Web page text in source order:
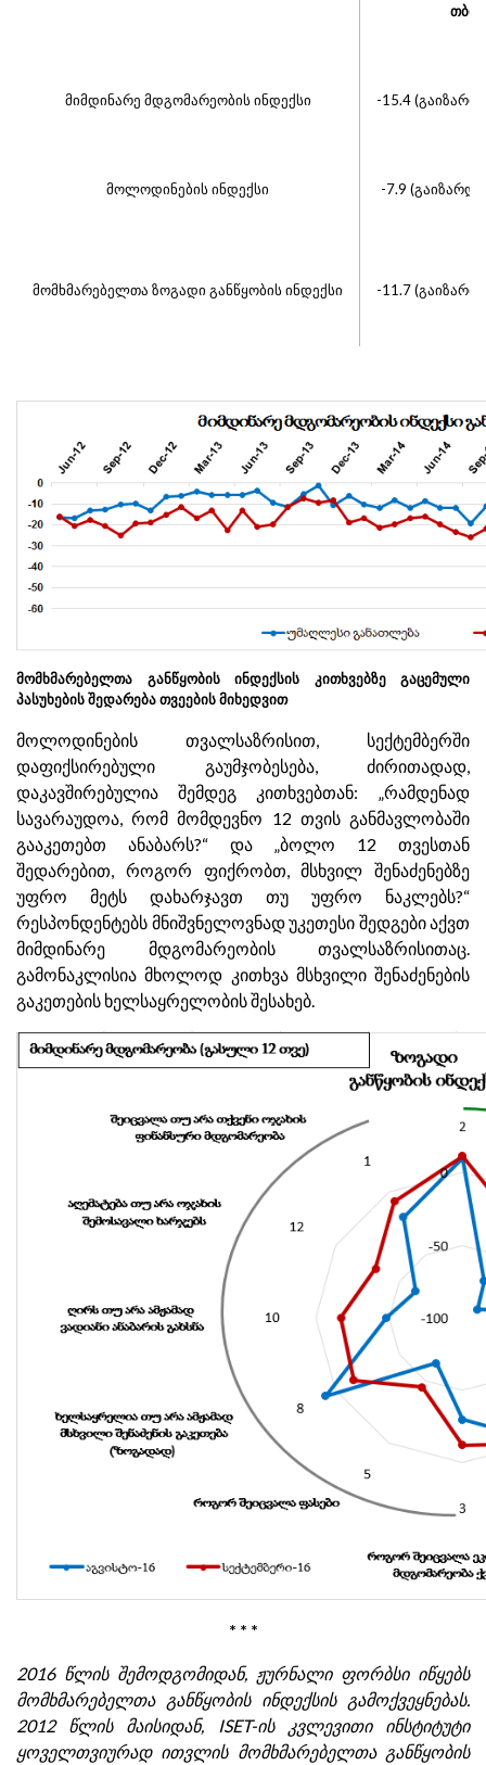
მიმდინარე მდგომარეობის ინდექსი -15.4
მოლოდინების ინდექსი -7.9 (გაიზარდა
მომხმარებელთა ზოგადი განწყობის ინდექსი -11.7
მომხმარებელთა განწყობის ინდექსის კითხვებზე გაცემული
პასუხების შედარება თვეების მიხედვით
მოლოდინების თვალსაზრისით, სექტემბერში
დაფიქსირებული გაუმჯობესება, ძირითადად,
დაკავშირებულია შემდეგ კითხვებთან: „რამდენად
სავარაუდოა, რომ მომდევნო 12 თვის განმავლობაში
გააკეთებთ ანაბარს?“ და „ბოლო 12 თვესთან
შედარებით, როგორ ფიქრობთ, მსხვილ შენაძენებზე
უფრო მეტს დახარჯავთ თუ უფრო ნაკლებს?“
რესპონდენტებს მნიშვნელოვნად უკეთესი შედგები აქვთ
მიმდინარე მდგომარეობის თვალსაზრისითაც.
გამონაკლისია მხოლოდ კითხვა მსხვილი შენაძენების
გაკეთების ხელსაყრელობის შესახებ.
* * *
2016 წლის შემოდგომიდან, ჟურნალი ფორბსი იწყებს
მომხმარებელთა განწყობის ინდექსის გამოქვეყნებას.
2012 წლის მაისიდან, ISET-ის კვლევითი ინსტიტუტი
ყოველთვიურად ითვლის მომხმარებელთა განწყობის